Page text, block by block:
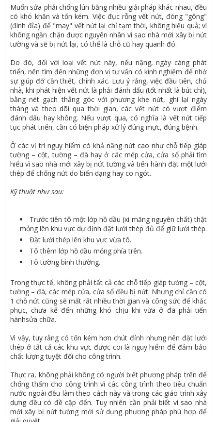
Muốn sửa phải chống lún bằng nhiều giải pháp khác nhau, đều
có khó khăn và tốn kém. Việc đục rỗng vết nứt, đóng "gông"
(đinh đỉa) để "may" vết nứt lại chỉ tạm thời, không hiệu quả; vì
không ngăn chặn được nguyên nhân vì sao nhà mới xây bị nứt
tường và sẽ bị nứt lại, có thể là chỗ cũ hay quanh đó.
Do đó, đối với loại vết nứt này, nếu nặng, ngày càng phát
triển, nên tìm đến những đơn vị tư vấn có kinh nghiệm để nhờ
sự giúp đỡ cần thiết, chính xác. Lưu ý rằng, việc đầu tiên, chủ
nhà, khi phát hiện vết nứt là phải đánh dấu (tốt nhất là bút chì),
bằng nét gạch thẳng góc với phương khe nứt, ghi lại ngày
tháng và theo dõi qua thời gian, các vết nứt có vượt điểm
đánh dấu hay không. Nếu vượt qua, có nghĩa là vết nứt tiếp
tục phát triển, cần có biện pháp xử lý đúng mực, đúng bệnh.
Ở các vị trí nguy hiểm có khả năng nứt cao như chỗ tiếp giáp
tường – cột, tường – đà hay ở các mép cửa, cửa sổ phải tìm
hiểu vì sao nhà mới xây bị nứt tường và tiến hành đặt một lưới
thép để chống nứt do biến dạng hay co ngót.
Kỹ thuật như sau:
Trước tiên tô một lớp hồ dầu (xi măng nguyên chất) thật
mỏng lên khu vực dự định đặt lưới thép đủ để giữ lưới thép.
Đặt lưới thép lên khu vực vừa tô.
Tô thêm lớp hồ dầu mỏng phía trên.
Tô tường bình thường.
Trong thực tế, không phải tất cả các chỗ tiếp giáp tường – cột,
tường – đà, các mép cửa, cửa sổ đều bị nứt. Nhưng chỉ cần có
1 chỗ nứt cũng sẽ mất rất nhiều thời gian và công sức để khắc
phục, chưa kể đến những khó chịu khi vừa ở đã phải tiến
hànhsửa chữa.
Vì vậy, tuy rằng có tốn kém hơn chút đỉnh nhưng nên đặt lưới
thép ở tất cả các khu vực được coi là nguy hiểm để đảm bảo
chất lượng tuyệt đối cho công trình.
Thực ra, không phải không có người biết phương pháp trên để
chống thấm cho công trình vì các công trình theo tiêu chuẩn
nước ngoài đều làm theo cách này và trong các giáo trình xây
dựng đều có đề cập đến. Tuy nhiên cần phải biết vì sao nhà
mới xây bị nứt tường mới sử dụng phương pháp phù hợp để